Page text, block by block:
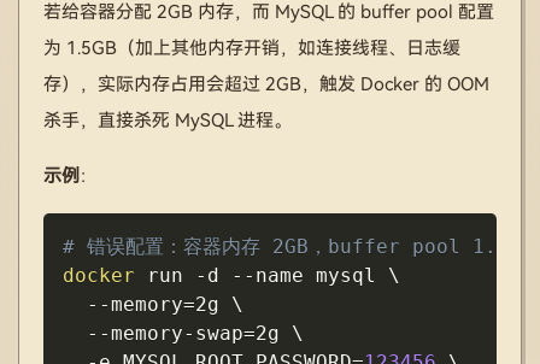
若给容器分配 2GB 内存，而 MySQL 的 buffer pool 配置
为 1.5GB（加上其他内存开销，如连接线程、日志缓
存），实际内存占用会超过 2GB，触发 Docker 的 OOM
杀手，直接杀死 MySQL 进程。
示例 ：
# 错误配置：容器内存 2GB，buffer pool 1.5GB
docker run -d --name mysql \
--memory=2g \
  --memory-swap
=2g \
Copy